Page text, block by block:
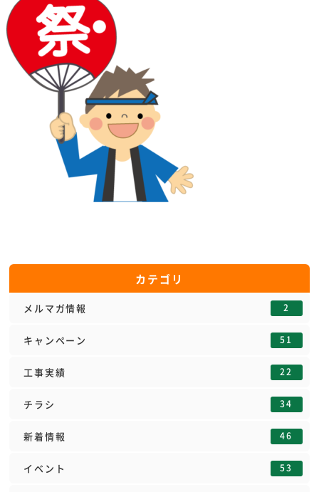
カテゴリ
メルマガ情報 2
キャンペーン 51
工事実績 22
チラシ 34
新着情報 46
イベント 53